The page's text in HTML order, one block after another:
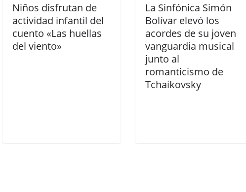
Niños disfrutan de
actividad infantil del
cuento «Las huellas
del viento»
La Sinfónica Simón
Bolívar elevó los
acordes de su joven
vanguardia musical
junto al
romanticismo de
Tchaikovsky